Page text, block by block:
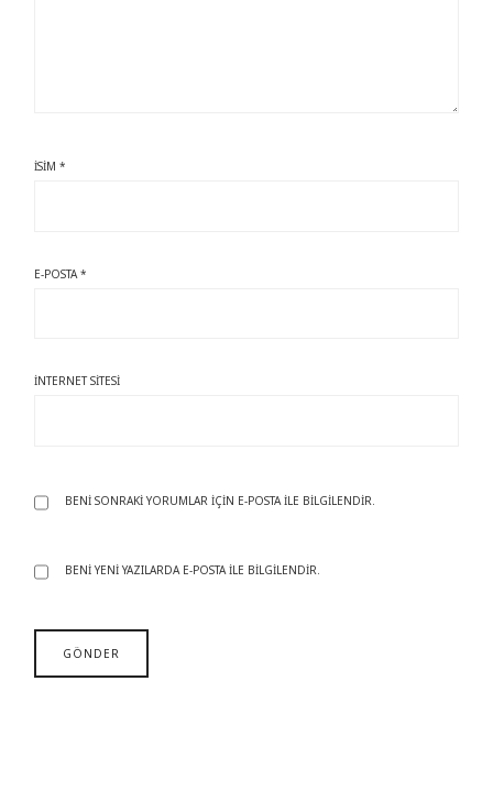
İSIM*
E-POSTA*
İNTERNET SITESI
BENI SONRAKI YORUMLAR IÇIN E-POSTA ILE BILGILENDIR.
BENI YENI YAZILARDA E-POSTA ILE BILGILENDIR.